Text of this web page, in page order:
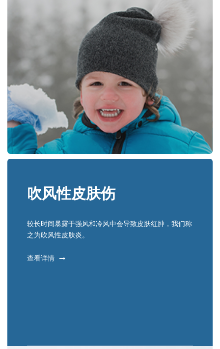
吹风性皮肤伤
较长时间暴露于强风和冷风中会导致皮肤红肿，我们称
之为吹风性皮肤炎。
查看详情